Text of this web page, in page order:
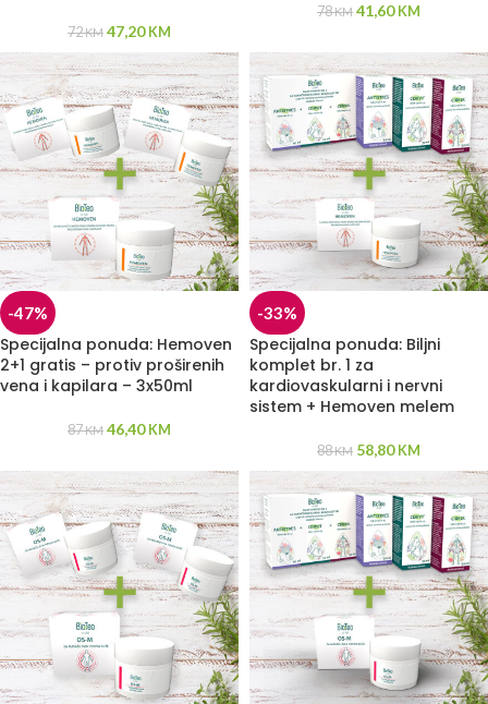
72KM 47,20 KM
78KM 41,60 KM
-47%
Specijalna ponuda: Hemoven
2+1 gratis – protiv proširenih
vena i kapilara – 3x50ml
87KM 46,40 KM
-33%
Specijalna ponuda: Biljni
komplet br. 1 za
kardiovaskularni i nervni
sistem + Hemoven melem
88KM 58,80 KM